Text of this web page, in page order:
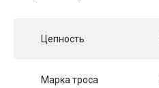
Цепность
Марка троса